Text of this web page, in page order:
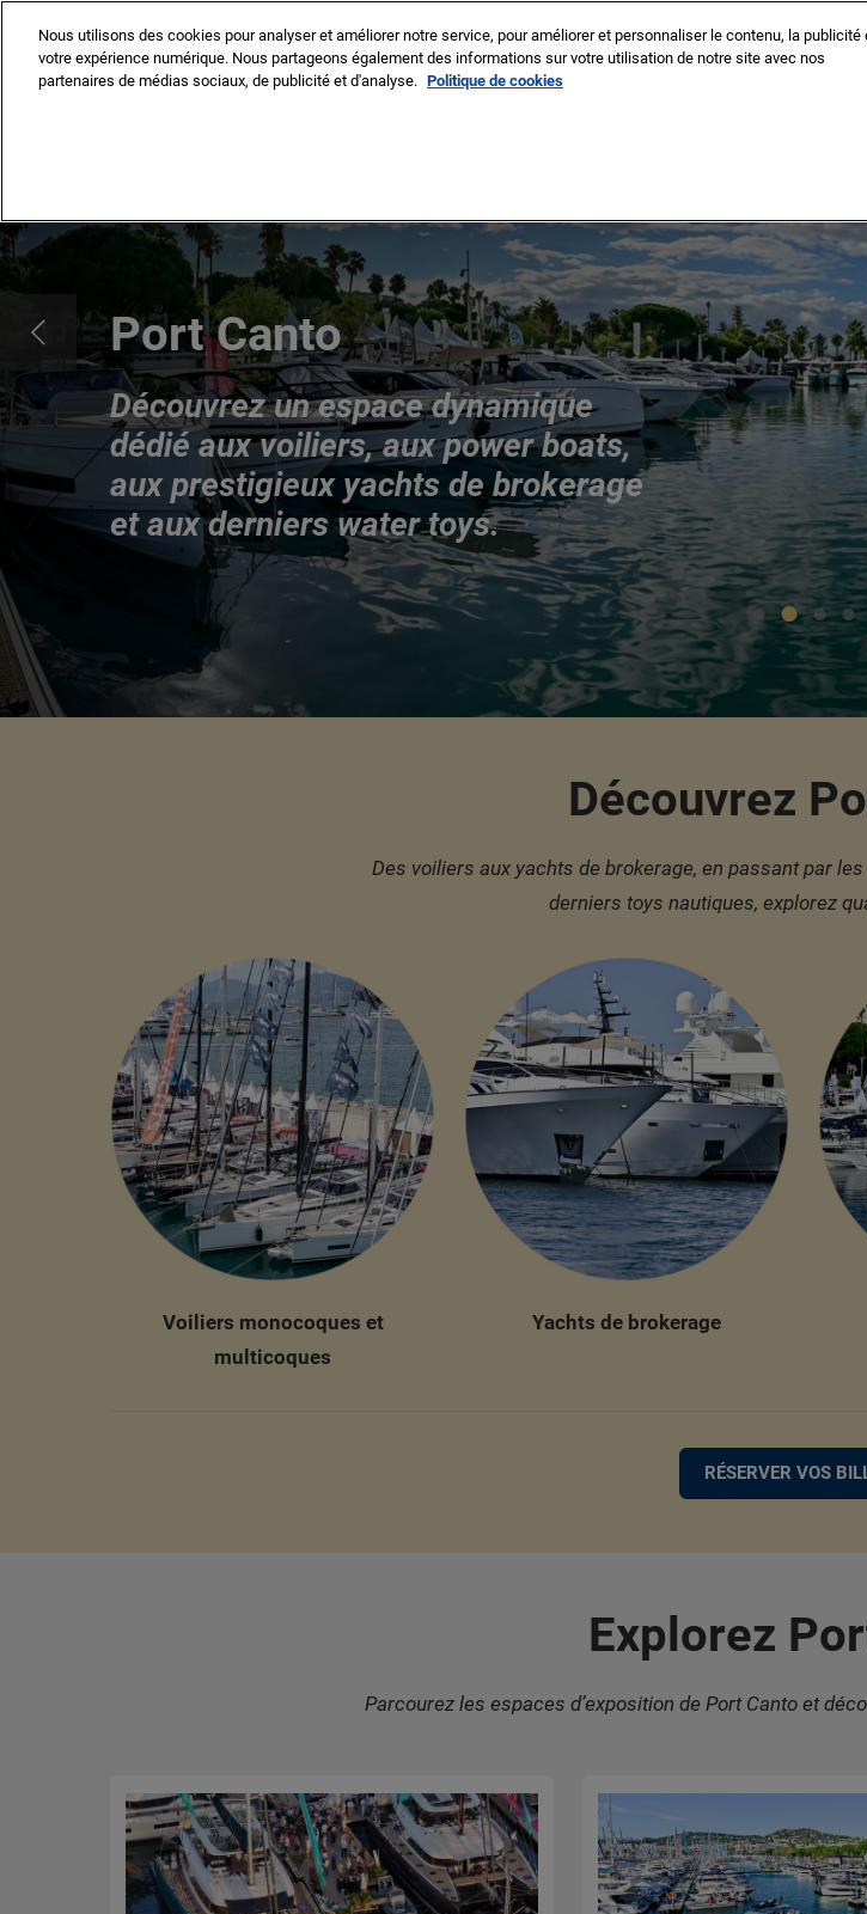
au
contenu
8 -13 sept. 2026
Liste des exposants
Liste des bateaux
Liste des produits &
services
Le Vieux Port
Port Canto
Innovation Route
Nos partenaires
Nos partenaires media
Port Canto
Découvrez un espace dynamique
dédié aux voiliers, aux power boats,
aux prestigieux yachts de brokerage
et aux derniers water toys.
Découvrez
Des voiliers aux yachts de brokerage, en passant par
derniers toys nautiques, explorez
Voiliers monocoques et
multicoques
Yachts de brokerage
RÉSERVER VOS
Explorez
Parcourez les espaces d’exposition de Port Canto et
Nous utilisons des cookies pour analyser et améliorer notre service, pour améliorer et personnaliser le contenu, la publicité
votre expérience numérique. Nous partageons également des informations sur votre utilisation de notre site avec nos
partenaires de médias sociaux, de publicité et d'analyse. Politique de cookies